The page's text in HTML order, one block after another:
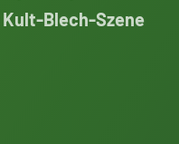
Kult-Blech-Szene